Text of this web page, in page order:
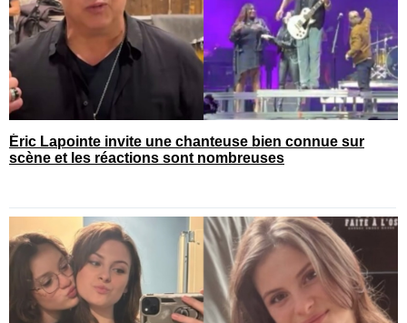
Éric Lapointe invite une chanteuse bien connue sur
scène et les réactions sont nombreuses